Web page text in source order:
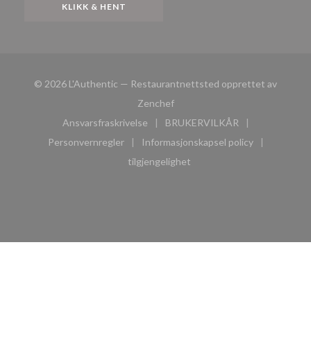
KLIKK & HENT
© 2026 L'Authentic — Restaurantnettsted opprettet av
Zenchef((åpner i et nytt vindu))
Ansvarsfraskrivelse
((åpner i et nytt vindu))
BRUKERVILKÅR
((åpner i et nytt vindu))
Personvernregler
((åpner i et nytt vindu))
Informasjonskapsel policy
((åpner i et nytt vindu))
tilgjengelighet
((åpner i et nytt vindu))